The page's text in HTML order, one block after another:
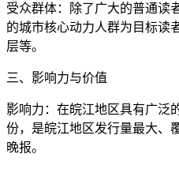
受众群体：除了广大的普通读
的城市核心动力人群为目标读
层等。
三、影响力与价值
影响力：在皖江地区具有广泛
份，是皖江地区发行量最大、
晚报。